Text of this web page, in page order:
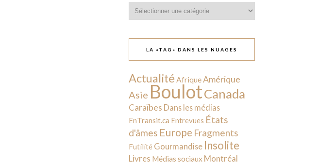
LA «TAG» DANS LES NUAGES
Actualité AfriqueAmérique
Asie BoulotCanada
Caraïbes Dans les médias
EnTransit.ca Entrevues États
d'âmes Europe Fragments
Futilité Gourmandise Insolite
Livres Médias sociaux Montréal